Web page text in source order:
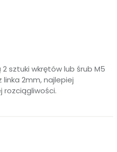
sztuki wkrętów lub śrub M5
linka 2mm, najlepiej
rozciągliwości.